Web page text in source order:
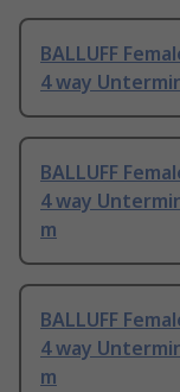
BALLUFF
4 way
BALLUFF
4 way
m
BALLUFF
4 way
m